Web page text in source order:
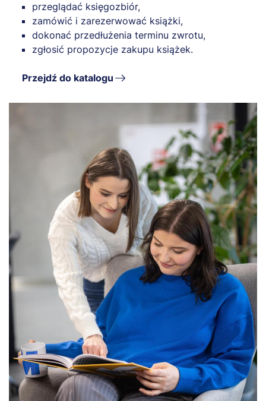
przeglądać księgozbiór,
zamówić i zarezerwować książki,
dokonać przedłużenia terminu zwrotu,
zgłosić propozycje zakupu książek.
Przejdź do katalogu